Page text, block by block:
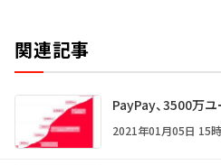
関連記事
PayPay、3500万
2021年01月05日 15